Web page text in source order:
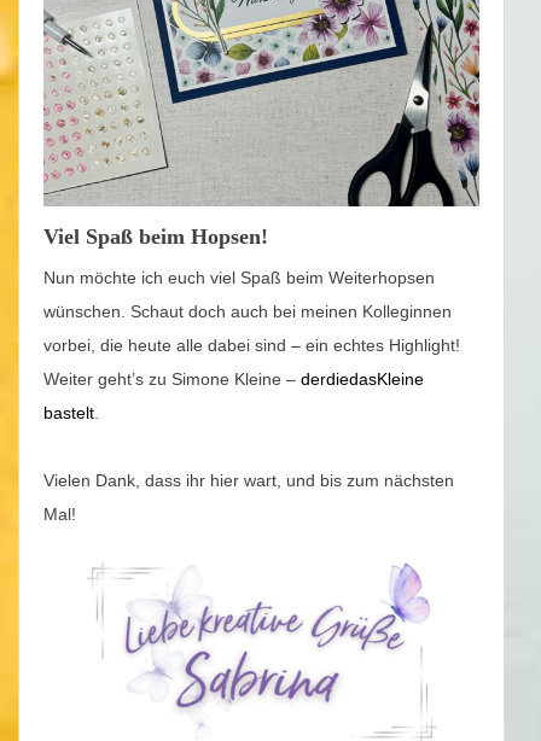
Viel Spaß beim Hopsen!
Nun möchte ich euch viel Spaß beim Weiterhopsen
wünschen. Schaut doch auch bei meinen Kolleginnen
vorbei, die heute alle dabei sind – ein echtes Highlight!
Weiter geht’s zu Simone Kleine – derdiedasKleine
bastelt
Vielen Dank, dass ihr hier wart, und bis zum nächsten
Mal!